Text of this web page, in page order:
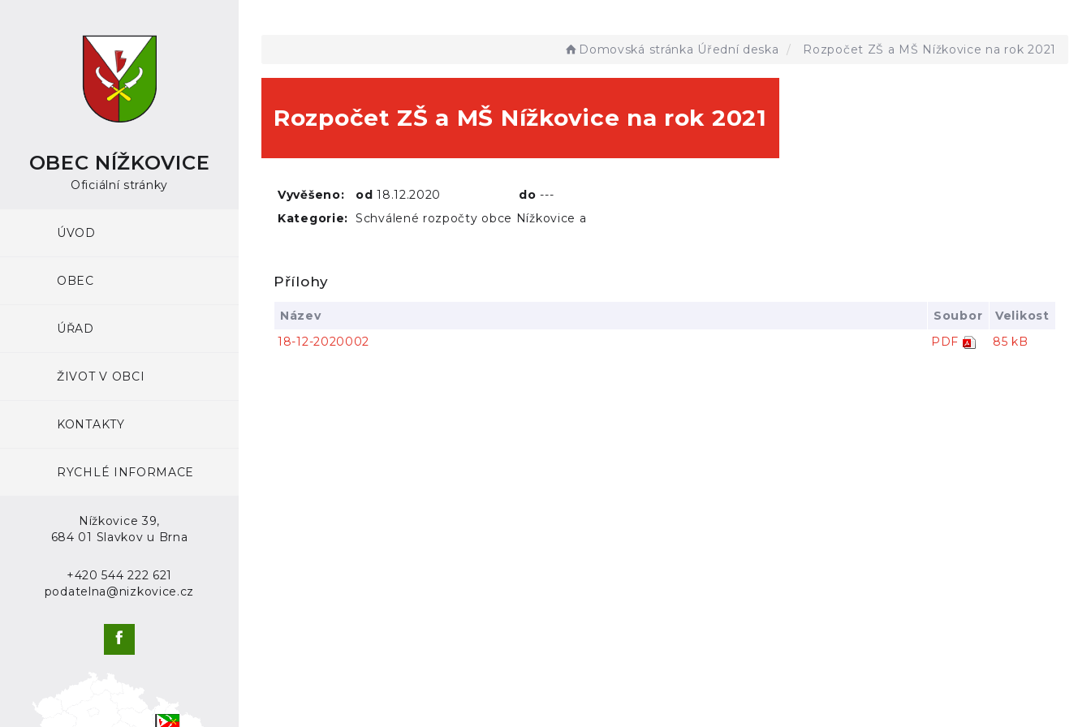
OBEC NÍŽKOVICE
Oficiální stránky
ÚVOD
OBEC
ÚŘAD
ŽIVOT V OBCI
KONTAKTY
RYCHLÉ INFORMACE
Nížkovice 39,
684 01 Slavkov u Brna
+420 544 222 621
podatelna@nizkovice.cz
Domovská stránka Úřední deska Rozpočet ZŠ a MŠ Nížkovice na rok 2021
Rozpočet ZŠ a MŠ Nížkovice na rok 2021
Vyvěšeno: od18.12.2020 do---
Kategorie: Schválené rozpočty obce Nížkovice a
Přílohy
Název Soubor
Velikost
18-12-2020002
PDF 85 kB